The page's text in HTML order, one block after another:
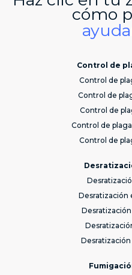
cómo
Control de
Control de
Control de
Control de
Control de
Control de
Desratización
Desratización